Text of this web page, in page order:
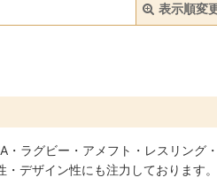
表示順変
絞り込む
ラグビー・アメフト・レスリン
デザイン性にも注力しております